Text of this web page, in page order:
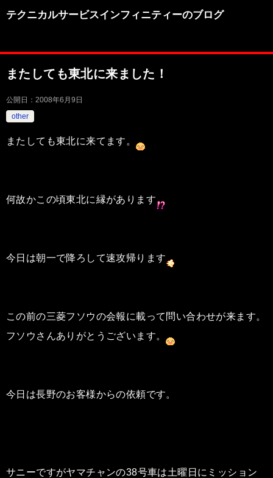
テクニカルサービスインフィニティーのブログ
またしても東北に来ました！
公開日： 2008年6月9日
other
またしても東北に来てます。
何故かこの頃東北に縁があります
今日は朝一で降ろして速攻帰ります
この前の三菱フソウの会報に載って問い合わせが来ます。
フソウさんありがとうございます。
今日は長野のお客様からの依頼です。
サニーですがヤマチャンの38号車は土曜日にミッション